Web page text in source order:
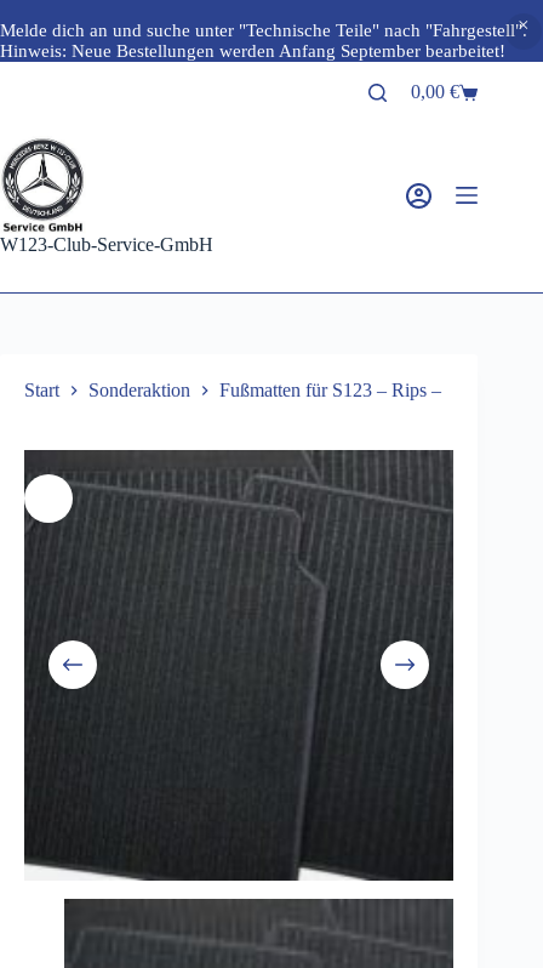
Melde dich an und suche unter "Technische Teile" nach "Fahrgestell".
Hinweis: Neue Bestellungen werden Anfang September bearbeitet!
Warenkorb
0,00€
W123-Club-Service-GmbH
Start Sonderaktion Fußmatten für S123 – Rips –